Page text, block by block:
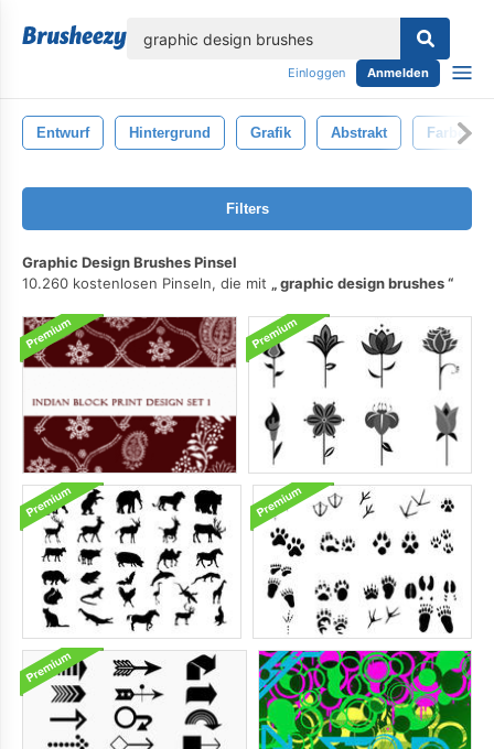
Einloggen Anmelden
Entwurf Hintergrund Grafik Abstrakt Farbe
Filters
Graphic Design Brushes Pinsel
10.260 kostenlosen Pinseln, die mit
graphic design brushes